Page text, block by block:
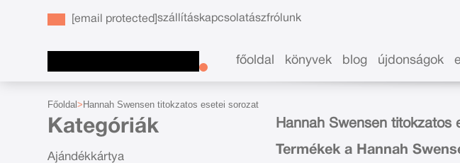
[email protected]szállításkapcsolatászfrólunk
főoldal könyvek blog újdonságok
Főoldal Hannah Swensen titokzatos esetei sorozat
Kategóriák
Ajándékkártya
Hannah Swensen titokzatos
Termékek a Hannah